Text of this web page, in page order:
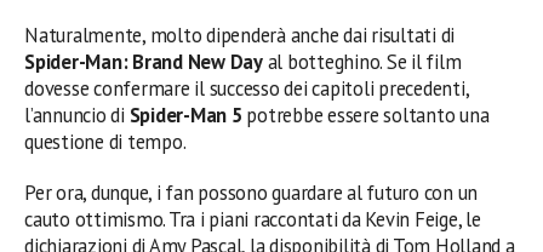
Naturalmente, molto dipenderà anche dai risultati di
Spider-Man: Brand New Dayal botteghino. Se il film
dovesse confermare il successo dei capitoli precedenti,
l’annuncio di Spider-Man 5 potrebbe essere soltanto una
questione di tempo.
Per ora, dunque, i fan possono guardare al futuro con un
cauto ottimismo. Tra i piani raccontati da Kevin Feige, le
dichiarazioni di Amy Pascal, la disponibilità di Tom Holland a